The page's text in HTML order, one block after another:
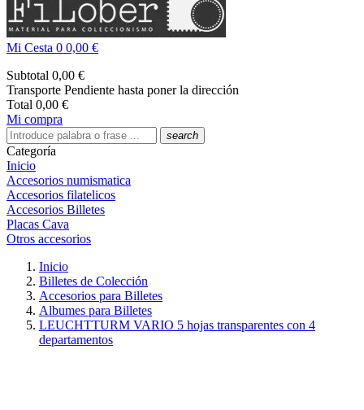
Mi Cesta 0 0,00 €
Subtotal 0,00 €
Transporte Pendiente hasta poner la dirección
Total 0,00 €
Mi compra
search
Categoría
Inicio
Accesorios numismatica
Accesorios filatelicos
Accesorios Billetes
Placas Cava
Otros accesorios
Inicio
Billetes de Colección
Accesorios para Billetes
Albumes para Billetes
LEUCHTTURM VARIO 5 hojas transparentes con 4
departamentos